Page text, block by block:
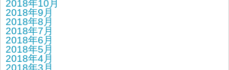
2018年10月
2018年9月
2018年8月
2018年7月
2018年6月
2018年5月
2018年4月
2018年3月